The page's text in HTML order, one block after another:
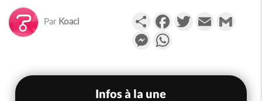
Par Koaci PartagerFacebookTwitterEmail
Messenger
Infos à la une